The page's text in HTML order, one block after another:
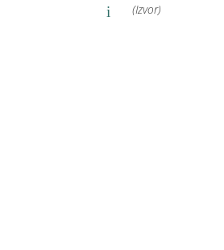
i (Izvor)